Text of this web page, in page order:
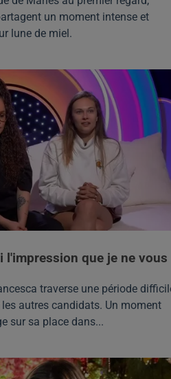
un moment intense et
lune de miel.
l'impression que je ne vous
traverse une période
autres candidats. Un moment
sur sa place dans...